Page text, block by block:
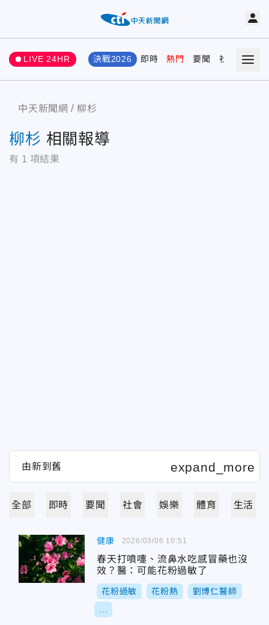
LIVE 24HR 決戰2026 即時 熱門 要聞 社會 娛樂
中天新聞網 柳杉
柳杉 相關報導
有 1 項結果
全部 即時 要聞 社會 娛樂 體育 生活
健康
春天打噴嚏、流鼻水吃感冒藥也沒
效？醫：可能花粉過敏了
花粉過敏 花粉熱 劉博仁醫師
2026/03/06 10:51